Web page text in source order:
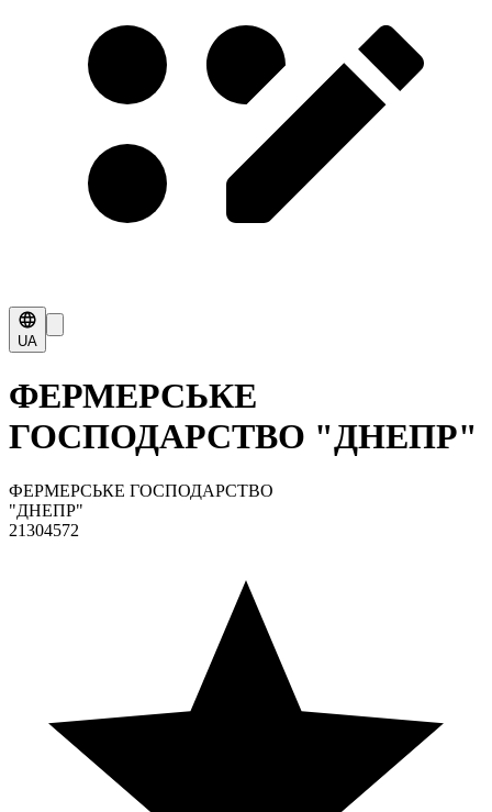
UA
ФЕРМЕРСЬКЕ
ГОСПОДАРСТВО "ДНЕПР"
ФЕРМЕРСЬКЕ ГОСПОДАРСТВО
"ДНЕПР"
21304572